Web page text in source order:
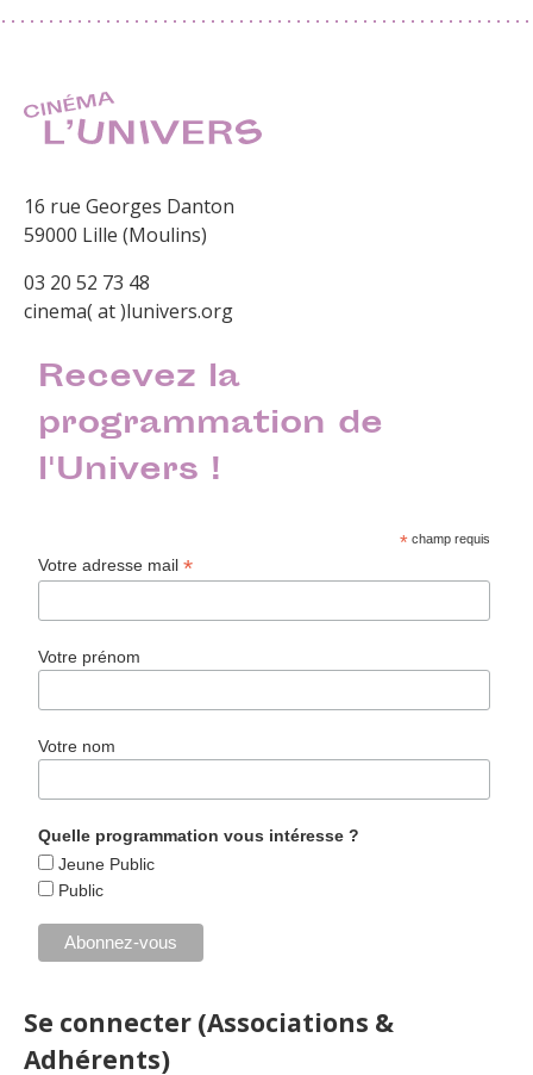
16 rue Georges Danton
59000 Lille (Moulins)
03 20 52 73 48
cinema( at )lunivers.org
Recevez la
programmation de
l'Univers !
* champ requis
Votre adresse mail*
Votre prénom
Votre nom
Quelle programmation vous intéresse ?
Jeune Public
Public
Se connecter (Associations &
Adhérents)